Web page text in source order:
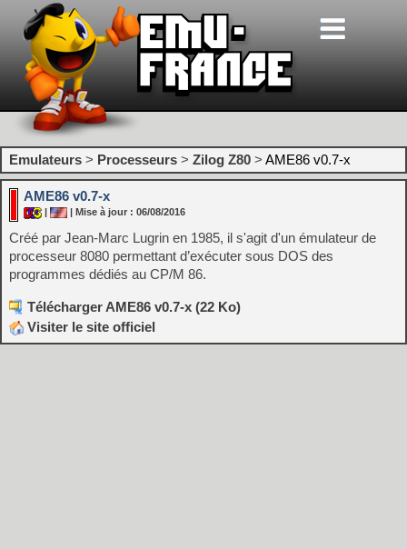
Emulateurs > Processeurs > Zilog Z80 > AME86 v0.7-x
AME86 v0.7-x
| | Mise à jour : 06/08/2016
Créé par Jean-Marc Lugrin en 1985, il s'agit d'un émulateur de
processeur 8080 permettant d’exécuter sous DOS des
programmes dédiés au CP/M 86.
Télécharger AME86 v0.7-x (22 Ko)
Visiter le site officiel